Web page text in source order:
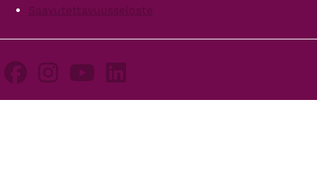
Saavutettavuusseloste